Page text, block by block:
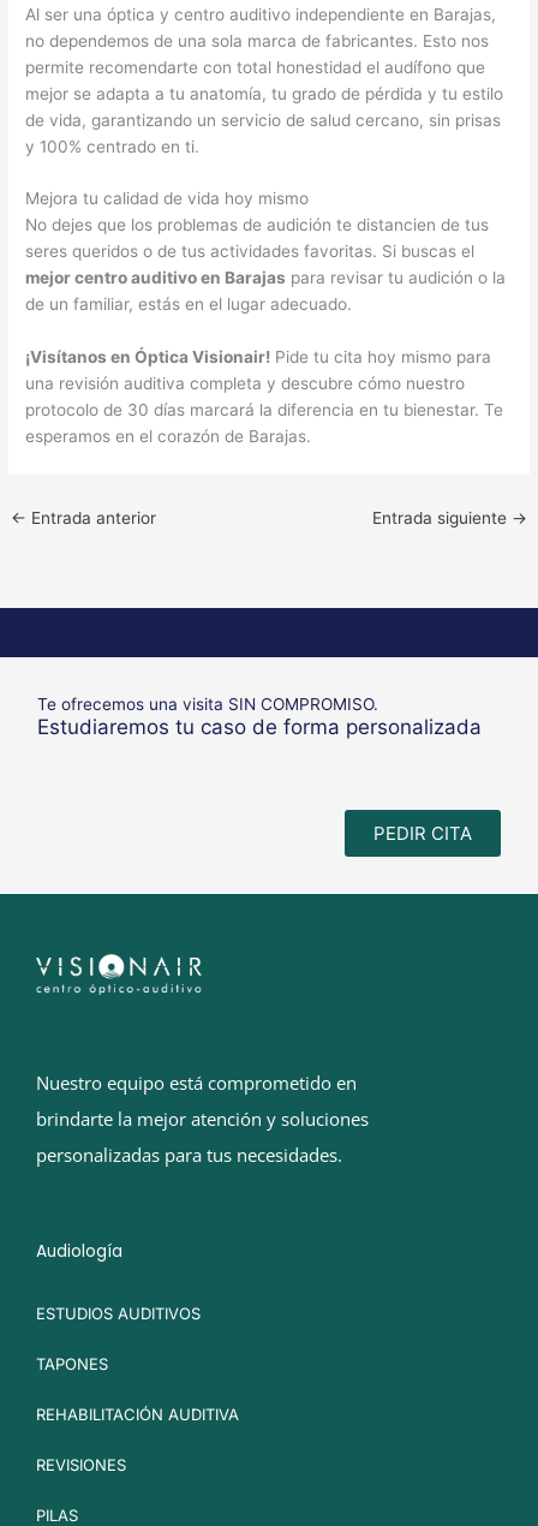
Al ser una óptica y centro auditivo independiente en Barajas,
no dependemos de una sola marca de fabricantes. Esto nos
permite recomendarte con total honestidad el audífono que
mejor se adapta a tu anatomía, tu grado de pérdida y tu estilo
de vida, garantizando un servicio de salud cercano, sin prisas
y 100% centrado en ti.
Mejora tu calidad de vida hoy mismo
No dejes que los problemas de audición te distancien de tus
seres queridos o de tus actividades favoritas. Si buscas el
mejor centro auditivo en Barajas para revisar tu audición o la
de un familiar, estás en el lugar adecuado.
¡Visítanos en Óptica Visionair! Pide tu cita hoy mismo para
una revisión auditiva completa y descubre cómo nuestro
protocolo de 30 días marcará la diferencia en tu bienestar. Te
esperamos en el corazón de Barajas.
← Entrada anterior Entrada siguiente →
Te ofrecemos una visita SIN COMPROMISO.
Estudiaremos tu caso de forma personalizada
PEDIR CITA
Nuestro equipo está comprometido en
brindarte la mejor atención y soluciones
personalizadas para tus necesidades.
Audiología
ESTUDIOS AUDITIVOS
TAPONES
REHABILITACIÓN AUDITIVA
REVISIONES
PILAS